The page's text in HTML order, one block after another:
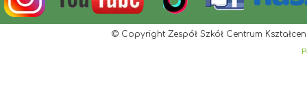
© Copyright Zespół Szkół Centrum